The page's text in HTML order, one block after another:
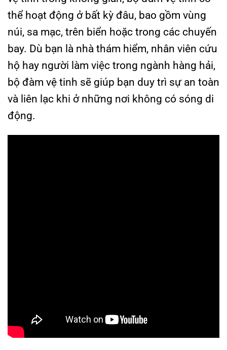
thể hoạt động ở bất kỳ đâu, bao gồm vùng
núi, sa mạc, trên biển hoặc trong các chuyến
bay. Dù bạn là nhà thám hiểm, nhân viên cứu
hộ hay người làm việc trong ngành hàng hải,
bộ đàm vệ tinh sẽ giúp bạn duy trì sự an toàn
và liên lạc khi ở những nơi không có sóng di
động.